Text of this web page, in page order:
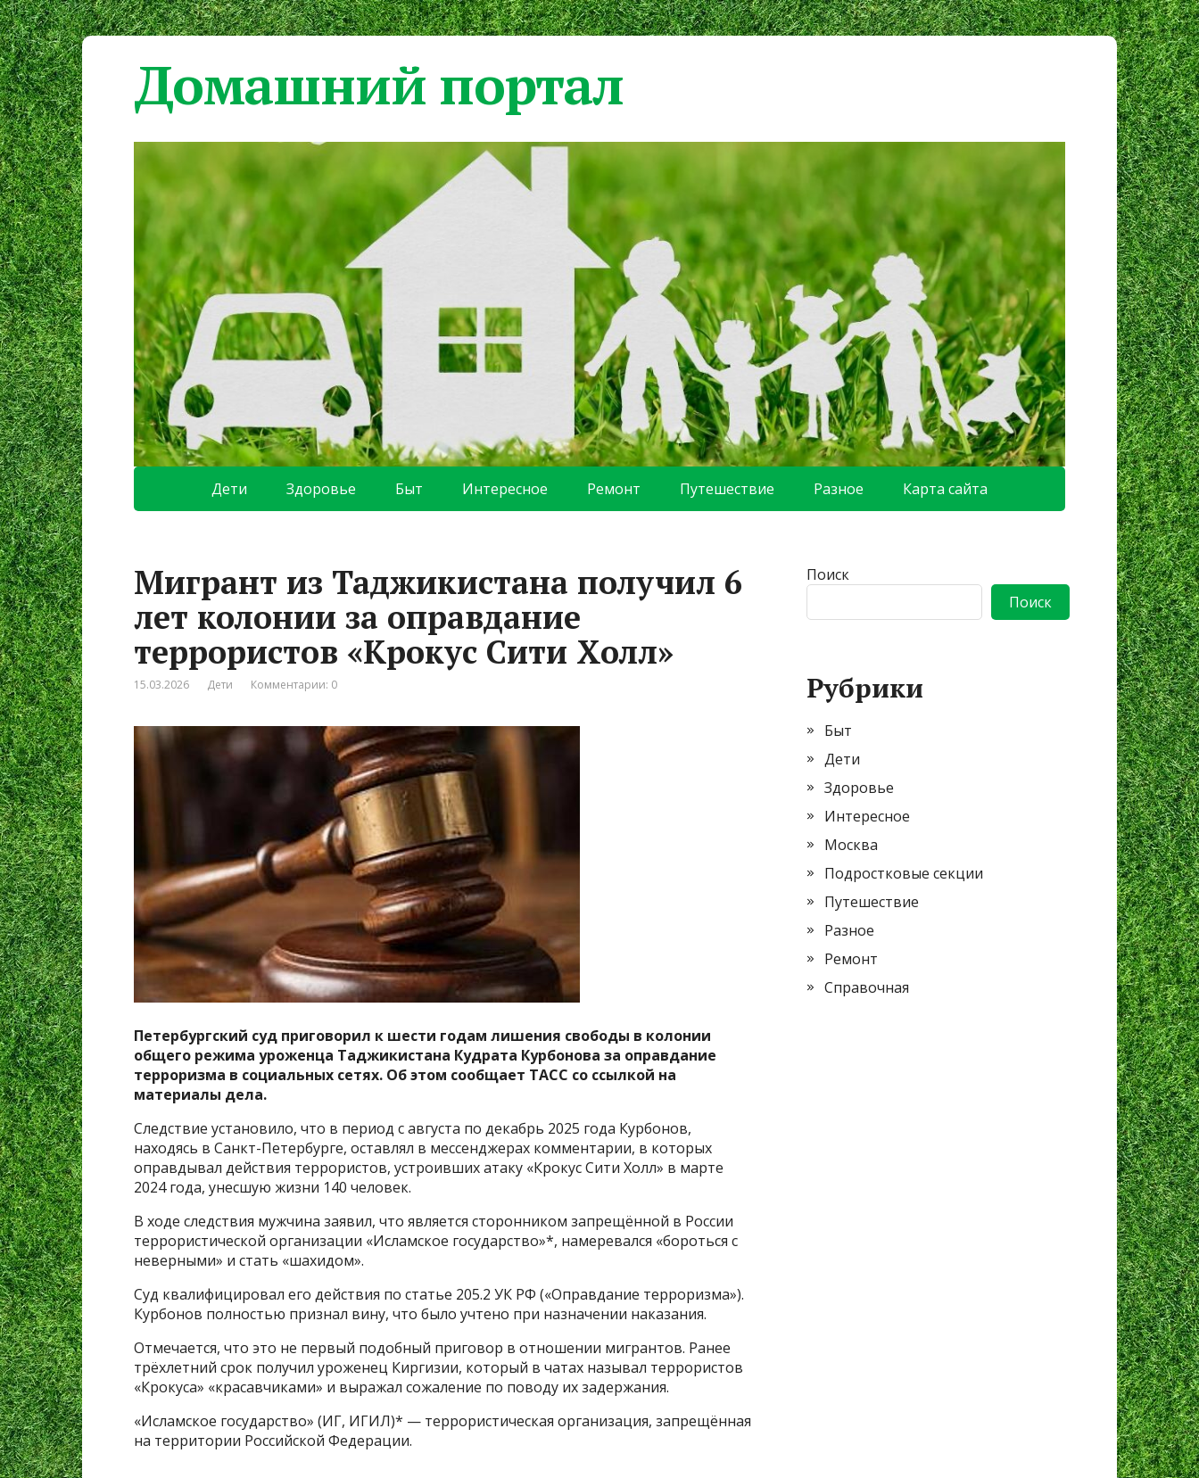
Домашний портал
Дети Здоровье Быт Интересное Ремонт Путешествие Разное Карта сайта
Мигрант из Таджикистана получил 6
лет колонии за оправдание
террористов «Крокус Сити Холл»
15.03.2026 Дети Комментарии: 0
Петербургский суд приговорил к шести годам лишения свободы в колонии
общего режима уроженца Таджикистана Кудрата Курбонова за оправдание
терроризма в социальных сетях. Об этом сообщает ТАСС со ссылкой на
материалы дела.
Следствие установило, что в период с августа по декабрь 2025 года Курбонов,
находясь в Санкт-Петербурге, оставлял в мессенджерах комментарии, в которых
оправдывал действия террористов, устроивших атаку «Крокус Сити Холл» в марте
2024 года, унесшую жизни 140 человек.
В ходе следствия мужчина заявил, что является сторонником запрещённой в России
террористической организации «Исламское государство»*, намеревался «бороться с
неверными» и стать «шахидом».
Суд квалифицировал его действия по статье 205.2 УК РФ («Оправдание терроризма»).
Курбонов полностью признал вину, что было учтено при назначении наказания.
Отмечается, что это не первый подобный приговор в отношении мигрантов. Ранее
трёхлетний срок получил уроженец Киргизии, который в чатах называл террористов
«Крокуса» «красавчиками» и выражал сожаление по поводу их задержания.
«Исламское государство» (ИГ, ИГИЛ)* — террористическая организация, запрещённая
на территории Российской Федерации.
Поиск
Поиск
Рубрики
Быт
Дети
Здоровье
Интересное
Москва
Подростковые секции
Путешествие
Разное
Ремонт
Справочная